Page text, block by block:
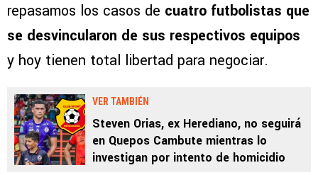
repasamos los casos de cuatro futbolistas que
se desvincularon de sus respectivos equipos
y hoy tienen total libertad para negociar.
VER TAMBIÉN
Steven Orias, ex Herediano, no seguirá
en Quepos Cambute mientras lo
investigan por intento de homicidio